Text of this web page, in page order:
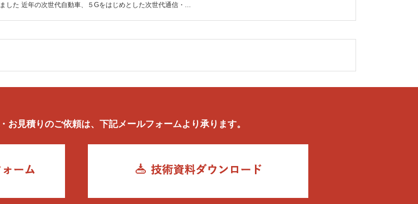
した 近年の次世代自動車、５Gをはじめとした次世代通信・...
お見積りのご依頼は、下記メールフォームより承ります。